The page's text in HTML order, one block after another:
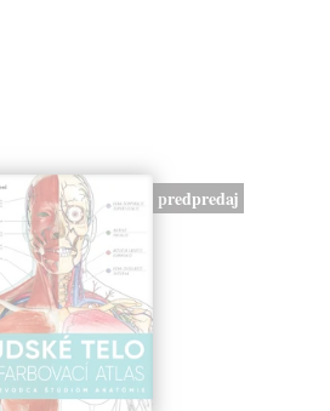
predpredaj